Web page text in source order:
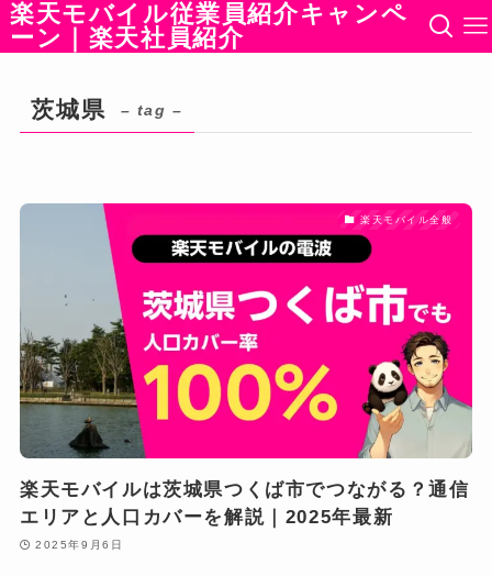
楽天モバイル従業員紹介キャンペ
ーン｜楽天社員紹介
茨城県 – tag –
楽天モバイル全般
楽天モバイルは茨城県つくば市でつながる？通信
エリアと人口カバーを解説｜2025年最新
2025年9月6日